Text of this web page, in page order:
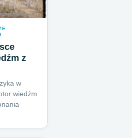
z
w
wiedźm